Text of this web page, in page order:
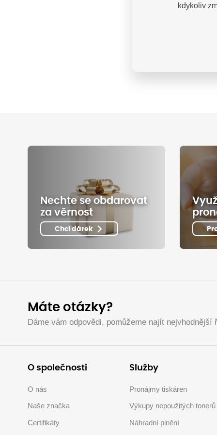
Nechte se obdarovat
za věrnost
Chci dárek
Máte otázky?
Dáme vám odpovědi, pomůžeme najít nejvhodnější
O společnosti
O nás
Naše značka
Certifikáty
Služby
Pronájmy tiskáren
Výkupy nepoužitých tonerů
Náhradní plnění
kdykoliv